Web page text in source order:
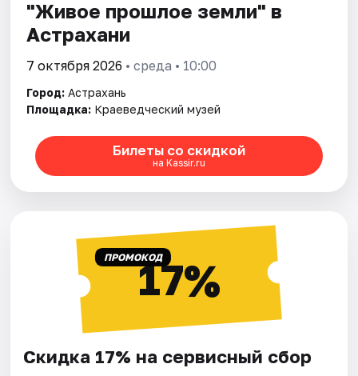
"Живое прошлое земли" в
Астрахани
7 октября 2026 • среда • 10:00
Город: Астрахань
Площадка: Краеведческий музей
Билеты со скидкой
на Kassir.ru
ПРОМОКОД17%
Скидка 17% на сервисный сбор